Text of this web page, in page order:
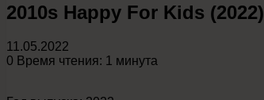
2010s Happy For Kids (2022)
11.05.2022
0 Время чтения: 1 минута